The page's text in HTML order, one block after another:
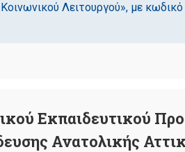
Λειτουργού», με
Εκπαιδευτικού
Ανατολικής